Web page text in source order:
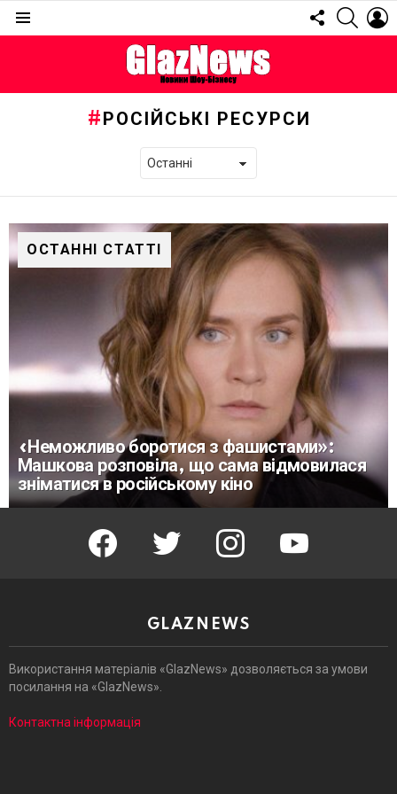
FOLLOW
US
РОСІЙСЬКІ РЕСУРСИ
ОСТАННІ СТАТТІ
«Неможливо боротися з фашистами»:
Машкова розповіла, що сама відмовилася
зніматися в російському кіно
facebook twitter instagram youtube
GLAZNEWS
Використання матеріалів «GlazNews» дозволяється за умови
посилання на «GlazNews».
Контактна інформація